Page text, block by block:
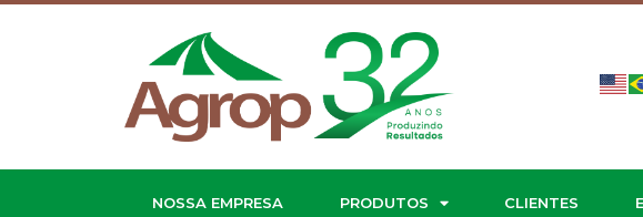
NOSSA EMPRESA PRODUTOS CLIENTES